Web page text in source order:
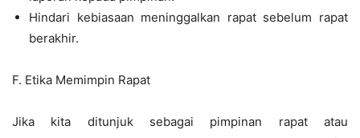
Hindari kebiasaan meninggalkan rapat sebelum rapat
berakhir.
F. Etika Memimpin Rapat
Jika kita ditunjuk sebagai pimpinan rapat atau